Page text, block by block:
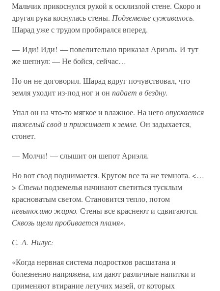
Мальчик прикоснулся рукой к осклизлой стене. Скоро и
другая рука коснулась стены. Подземелье суживалось.
Шарад уже с трудом пробирался вперед.
— Иди! Иди! — повелительно приказал Ариэль. И тут
же шепнул: — Не бойся, сейчас…
Но он не договорил. Шарад вдруг почувствовал, что
земля уходит из-под ног и он падает в бездну.
Упал он на что-то мягкое и влажное. На негоопускается
тяжелый свод и прижимает к земле. Он задыхается,
стонет.
— Молчи! — слышит он шепот Ариэля.
Но вот свод поднимается. Кругом все та же темнота. <…
> Стеныподземелья начинают светиться тусклым
красноватым светом. Становится тепло, потом
невыносимо жарко. Стены все краснеют и сдвигаются.
Сквозь щели пробивается пламя».
С. А. Нилус:
«Когда нервная система подростков расшатана и
болезненно напряжена, им дают различные напитки и
применяют втирание летучих мазей, от которых